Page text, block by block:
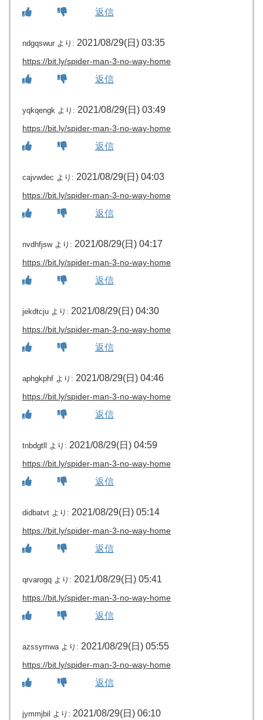
返信
ndgqswur より: 2021/08/29(日) 03:35
https://bit.ly/spider-man-3-no-way-home
返信
yqkqengk より: 2021/08/29(日) 03:49
https://bit.ly/spider-man-3-no-way-home
返信
cajvwdec より: 2021/08/29(日) 04:03
https://bit.ly/spider-man-3-no-way-home
返信
nvdhfjsw より: 2021/08/29(日) 04:17
https://bit.ly/spider-man-3-no-way-home
返信
jekdtcju より: 2021/08/29(日) 04:30
https://bit.ly/spider-man-3-no-way-home
返信
aphgkphf より: 2021/08/29(日) 04:46
https://bit.ly/spider-man-3-no-way-home
返信
tnbdgtll より: 2021/08/29(日) 04:59
https://bit.ly/spider-man-3-no-way-home
返信
didbatvt より: 2021/08/29(日) 05:14
https://bit.ly/spider-man-3-no-way-home
返信
qrvarogq より: 2021/08/29(日) 05:41
https://bit.ly/spider-man-3-no-way-home
返信
azssymwa より: 2021/08/29(日) 05:55
https://bit.ly/spider-man-3-no-way-home
返信
jymmjbil より: 2021/08/29(日) 06:10